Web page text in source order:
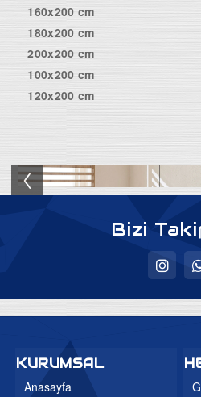
160x200 cm
180x200 cm
200x200 cm
100x200 cm
120x200 cm
Bizi
KURUMSAL
Anasayfa